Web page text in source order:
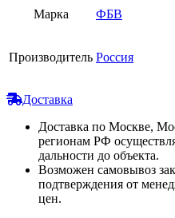
Марка ФБВ
Производитель Россия
Доставка
Доставка по Москве,
регионам РФ
дальности до объекта.
Возможен самовывоз
подтверждения от
цен.